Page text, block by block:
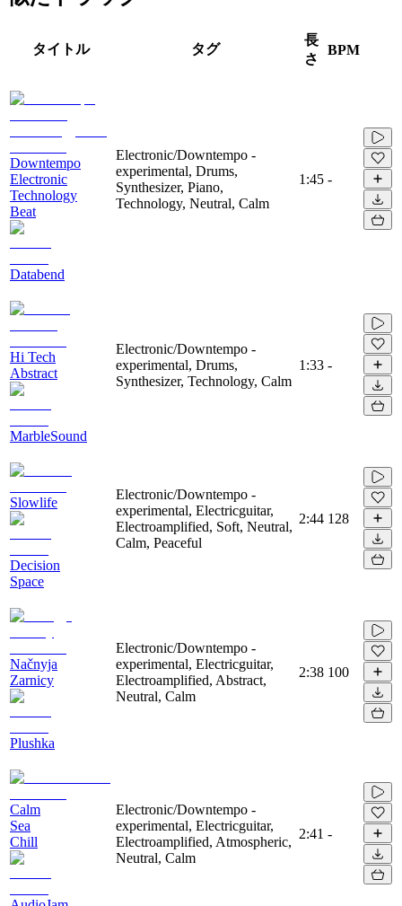
タイトル タグ
長
さ
BPM
Downtempo
Electronic
Technology
Beat
Databend
Electronic/Downtempo -
experimental, Drums,
Synthesizer, Piano,
Technology, Neutral, Calm
1:45 -
Hi Tech
Abstract
MarbleSound
Electronic/Downtempo -
experimental, Drums,
Synthesizer, Technology, Calm
1:33 -
Slowlife
Decision
Space
Electronic/Downtempo -
experimental, Electricguitar,
Electroamplified, Soft, Neutral,
Calm, Peaceful
2:44 128
Načnyja
Zarnicy
Plushka
Electronic/Downtempo -
experimental, Electricguitar,
Electroamplified, Abstract,
Neutral, Calm
2:38 100
Calm
Sea
Chill
Electronic/Downtempo -
experimental, Electricguitar,
Electroamplified, Atmospheric,
Neutral, Calm
2:41 -